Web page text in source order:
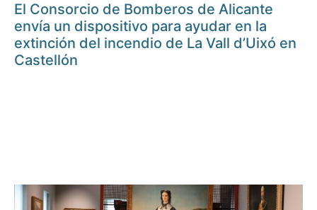
El Consorcio de Bomberos de Alicante
envía un dispositivo para ayudar en la
extinción del incendio de La Vall d’Uixó en
Castellón